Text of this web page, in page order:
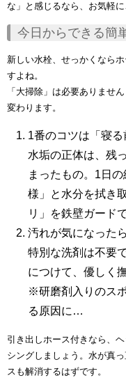
な」と感じるなら、 お気軽
今日からできる簡
新しい水栓、せっかくなら
すよね。
「大掃除」は必要ありませ
変わります。
1番のコツは「寝る
水垢の正体は、残
まったもの。1日
様」と水分を拭き
リ」を鉄壁ガード
汚れが気になった
特別な洗剤は不要
につけて、優しく
※研磨剤入りのス
る原因に…
引き出しホース付きなら、
シングしましょう。水が真
スも解消するはずです。